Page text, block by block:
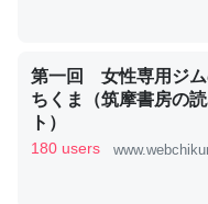
昆虫ってカルシウム
コオロギのカルシウム
─ニュース :: 【研究発表】
第一回 女性専用ジム
ちくま（筑摩書房の
ト）
180 users